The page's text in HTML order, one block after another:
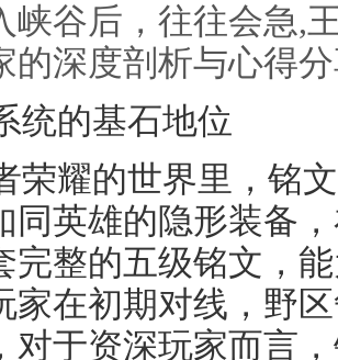
峡谷后，往往会急,
的深度剖析与心得
统的基石地位
荣耀的世界里，铭
同英雄的隐形装备
完整的五级铭文，
家在初期对线，野
对于资深玩家而言